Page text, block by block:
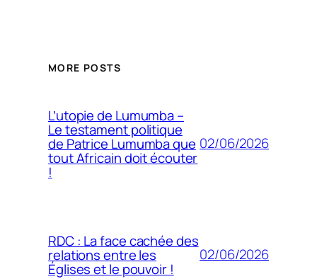
MORE POSTS
L’utopie de Lumumba –
Le testament politique
de Patrice Lumumba que
tout Africain doit écouter
!
02/06/2026
RDC : La face cachée des
relations entre les
Églises et le pouvoir !
02/06/2026